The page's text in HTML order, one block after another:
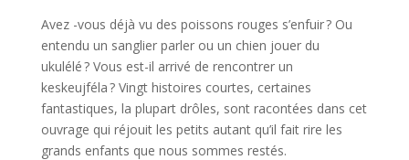
Avez -vous déjà vu des poissons rouges s’enfuir ? Ou
entendu un sanglier parler ou un chien jouer du
ukulélé ? Vous est-il arrivé de rencontrer un
keskeujféla ? Vingt histoires courtes, certaines
fantastiques, la plupart drôles, sont racontées dans cet
ouvrage qui réjouit les petits autant qu’il fait rire les
grands enfants que nous sommes restés.